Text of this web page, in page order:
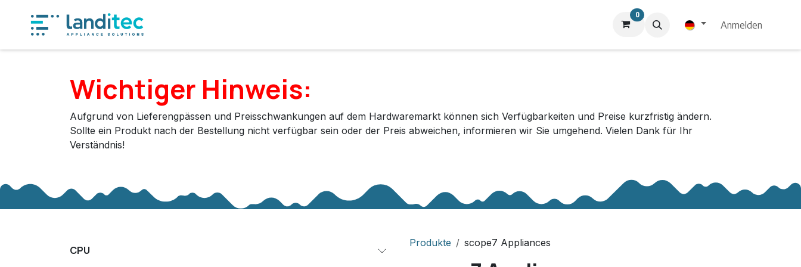
0
Anmelden
Wichtiger Hinweis:
Aufgrund von Lieferengpässen und Preisschwankungen auf dem Hardwaremarkt können sich Verfügbarkeiten und Preise kurzfristig ändern.
Sollte ein Produkt nach der Bestellung nicht verfügbar sein oder der Preis abweichen, informieren wir Sie umgehend. Vielen Dank für Ihr
Verständnis!
CPU
Produkte scope7 Appliances